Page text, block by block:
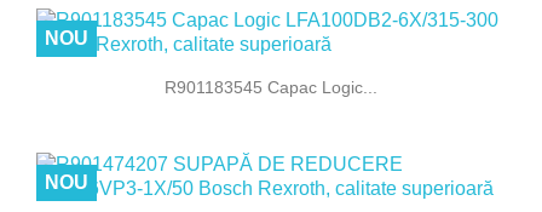
R901183545 Capac Logic...
NOU
NOU